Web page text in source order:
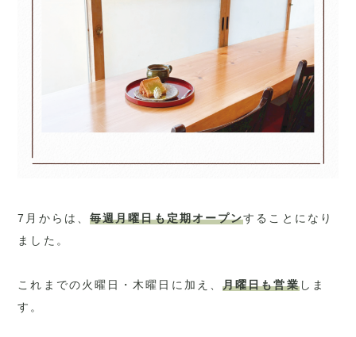
7月からは、 毎週月曜日も定期オープンすることになり
ました。
これまでの火曜日・木曜日に加え、 月曜日も営業しま
す。